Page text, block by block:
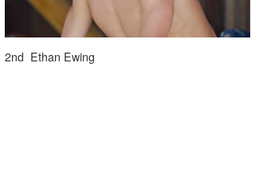
2nd Ethan Ewing